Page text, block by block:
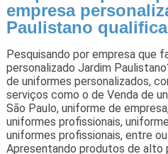
empresa
Paulistano
Pesquisando por empresa que
personalizado Jardim
de uniformes personalizados,
serviços como o de Venda de
São Paulo, uniforme de
uniformes profissionais,
uniformes profissionais, entre
Apresentando produtos de alto